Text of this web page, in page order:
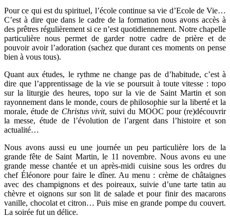
Pour ce qui est du spirituel, l’école continue sa vie d’Ecole de Vie…
C’est à dire que dans le cadre de la formation nous avons accès à
des prêtres régulièrement si ce n’est quotidiennement. Notre chapelle
particulière nous permet de garder notre cadre de prière et de
pouvoir avoir l’adoration (sachez que durant ces moments on pense
bien à vous tous).
Quant aux études, le rythme ne change pas de d’habitude, c’est à
dire que l’apprentissage de la vie se poursuit à toute vitesse : topo
sur la liturgie des heures, topo sur la vie de Saint Martin et son
rayonnement dans le monde, cours de philosophie sur la liberté et la
morale, étude de Christus vivit, suivi du MOOC pour (re)découvrir
la messe, étude de l’évolution de l’argent dans l’histoire et son
actualité…
Nous avons aussi eu une journée un peu particulière lors de la
grande fête de Saint Martin, le 11 novembre. Nous avons eu une
grande messe chantée et un après-midi cuisine sous les ordres du
chef Éléonore pour faire le dîner. Au menu : crème de châtaignes
avec des champignons et des poireaux, suivie d’une tarte tatin au
chèvre et oignons sur son lit de salade et pour finir des macarons
vanille, chocolat et citron… Puis mise en grande pompe du couvert.
La soirée fut un délice.